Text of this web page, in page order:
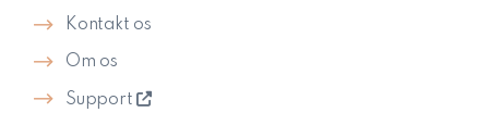
Kontakt os
Om os
Support